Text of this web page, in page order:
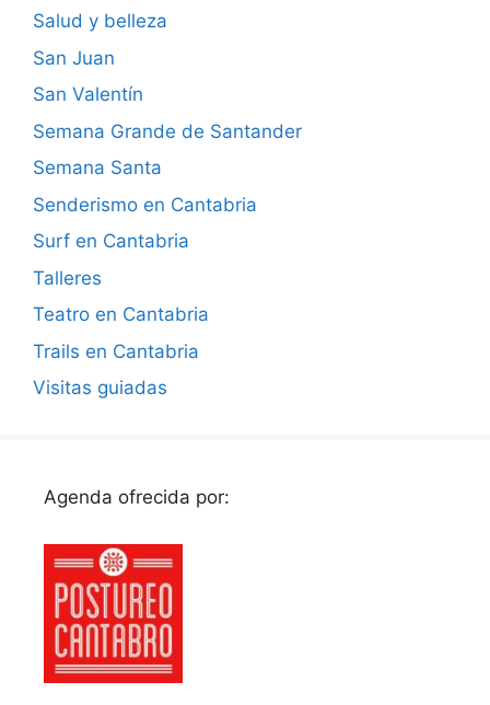
Salud y belleza
San Juan
San Valentín
Semana Grande de Santander
Semana Santa
Senderismo en Cantabria
Surf en Cantabria
Talleres
Teatro en Cantabria
Trails en Cantabria
Visitas guiadas
Agenda ofrecida por: